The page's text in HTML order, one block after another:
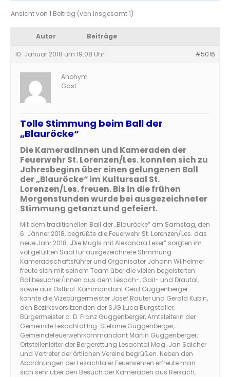
Ansicht von 1 Beitrag (von insgesamt 1)
Autor Beiträge
10. Januar 2018 um 19:08 Uhr #5016
Anonym
Gast
Tolle Stimmung beim Ball der
„Blauröcke“
Die Kameradinnen und Kameraden der
Feuerwehr St. Lorenzen/Les. konnten sich zu
Jahresbeginn über einen gelungenen Ball
der „Blauröcke“ im Kultursaal St.
Lorenzen/Les. freuen. Bis in die frühen
Morgenstunden wurde bei ausgezeichneter
Stimmung getanzt und gefeiert.
Mit dem traditionellen Ball der „Blauröcke“ am Samstag, den
6. Jänner 2018, begrüßte die Feuerwehr St. Lorenzen/Les. das
neue Jahr 2018. „Die Mugls mit Alexandra Lexer“ sorgten im
vollgefüllten Saal für ausgezeichnete Stimmung.
Kameradschaftsführer und Organisator Johann Wilhelmer
freute sich mit seinem Team über die vielen begeisterten
Ballbesucher/innen aus dem Lesach-, Gail- und Drautal,
sowie aus Osttirol. Kommandant Gerd Guggenberger
konnte die Vizebürgermeister Josef Rauter und Gerald Kubin,
den Bezirksvorsitzenden der SJG Luca Burgstaller,
Bürgermeister a. D. Franz Guggenberger, Amtsleiterin der
Gemeinde Lesachtal Ing. Stefanie Guggenberger,
Gemeindefeuerwehrkommandant Martin Guggenberger,
Ortstellenleiter der Bergerettung Lesachtal Mag. Jan Salcher
und Vertreter der örtlichen Vereine begrüßen. Neben den
Abordnungen der Lesachtaler Feuerwehren erfreute man
sich sehr über den Besuch der Kameraden aus Reisach,